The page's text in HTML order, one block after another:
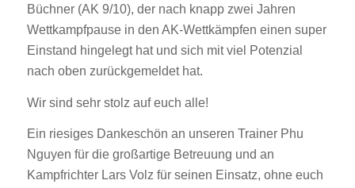
Büchner (AK 9/10), der nach knapp zwei Jahren
Wettkampfpause in den AK-Wettkämpfen einen super
Einstand hingelegt hat und sich mit viel Potenzial
nach oben zurückgemeldet hat.
Wir sind sehr stolz auf euch alle!
Ein riesiges Dankeschön an unseren Trainer Phu
Nguyen für die großartige Betreuung und an
Kampfrichter Lars Volz für seinen Einsatz, ohne euch